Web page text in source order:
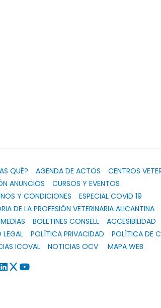
QUÉ? AGENDA DE ACTOS
CENTROS
ANUNCIOS
CURSOS Y EVENTOS
Y CONDICIONES
ESPECIAL COVID 19
DE LA PROFESIÓN VETERINARIA ALICANTINA
BOLETINES CONSELL
ACCESIBILIDAD
LEGAL
POLÍTICA PRIVACIDAD
POLÍTICA DE
ICOVAL
NOTICIAS OCV MAPA WEB